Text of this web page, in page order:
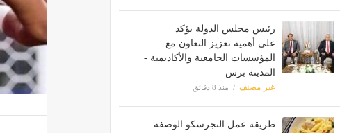
رئيس مجلس الدولة يؤكد
على أهمية تعزيز التعاون مع
المؤسسات الجامعية والأكاديمية -
المدينة برس
غير مصنف منذ 8 دقائق
طريقة عمل النجرسكو الوصفة